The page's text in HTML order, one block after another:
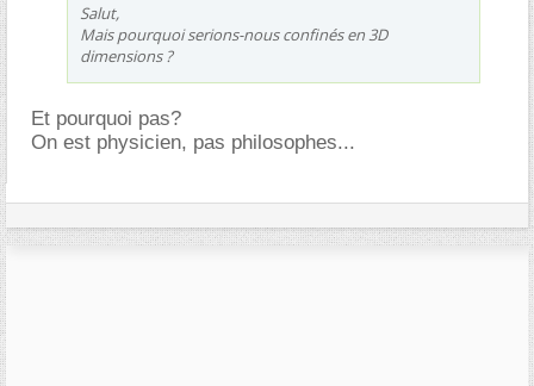
Salut,
Mais pourquoi serions-nous confinés en 3D
dimensions ?
Et pourquoi pas?
On est physicien, pas philosophes...